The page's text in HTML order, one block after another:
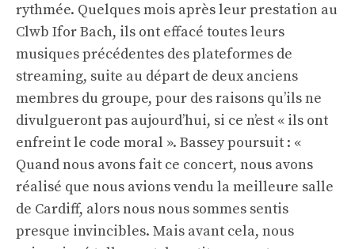
rythmée. Quelques mois après leur prestation au
Clwb Ifor Bach, ils ont effacé toutes leurs
musiques précédentes des plateformes de
streaming, suite au départ de deux anciens
membres du groupe, pour des raisons qu’ils ne
divulgueront pas aujourd’hui, si ce n’est « ils ont
enfreint le code moral ». Bassey poursuit : «
Quand nous avons fait ce concert, nous avons
réalisé que nous avions vendu la meilleure salle
de Cardiff, alors nous nous sommes sentis
presque invincibles. Mais avant cela, nous